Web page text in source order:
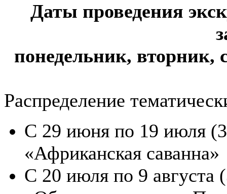
Даты проведения
понедельник, вторник,
Распределение
С 29 июня по 19 июля (3
«Африканская саванна»
С 20 июля по 9 августа